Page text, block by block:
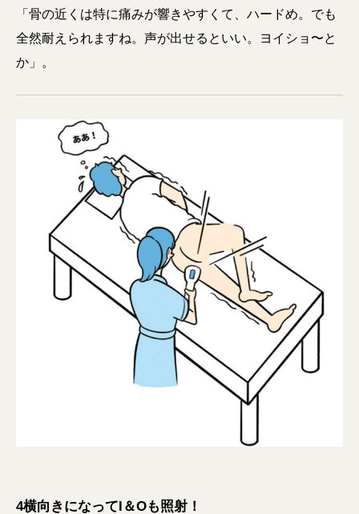
「骨の近くは特に痛みが響きやすくて、ハードめ。でも
全然耐えられますね。声が出せるといい。ヨイショ〜と
か」。
4横向きになってI＆Oも照射！